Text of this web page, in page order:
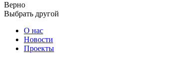
Верно
Выбрать другой
О нас
Новости
Проекты